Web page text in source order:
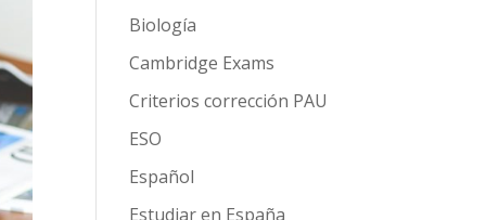
Biología
Cambridge Exams
Criterios corrección PAU
ESO
Español
Estudiar en España